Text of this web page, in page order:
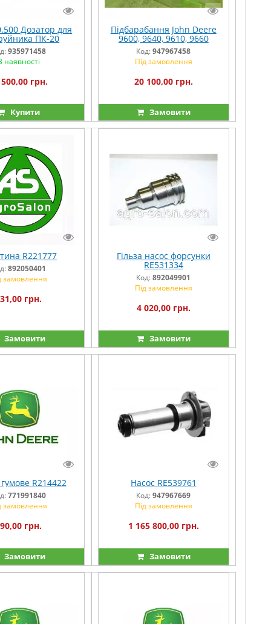
Дозатор для
ПК-20
935971458
наявності
грн.
Купити
Підбарабання John Deere
9600, 9640, 9610, 9660
Код:947967458
Під замовлення
20 100,00 грн.
Замовити
R221777
892050401
замовлення
грн.
Замовити
Гільза насос форсунки
RE531334
Код:892049901
Під замовлення
4 020,00 грн.
Замовити
R214422
771991840
замовлення
грн.
Замовити
Насос RE539761
Код:947967669
Під замовлення
1 165 800,00 грн.
Замовити